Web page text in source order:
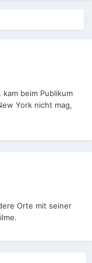
beim Publikum
York nicht mag,
Orte mit seiner